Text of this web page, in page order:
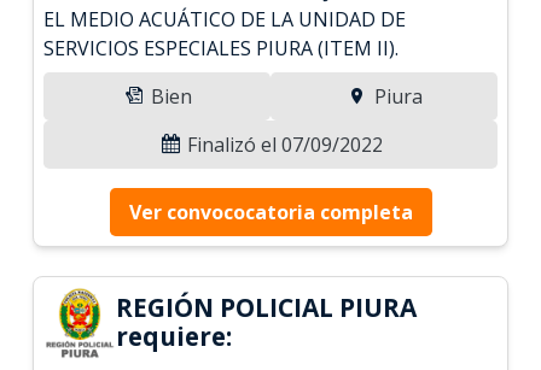
EL MEDIO ACUÁTICO DE LA UNIDAD DE
SERVICIOS ESPECIALES PIURA (ITEM II).
Bien
Piura
Finalizó el 07/09/2022
Ver convococatoria completa
REGIÓN POLICIAL PIURA
requiere: